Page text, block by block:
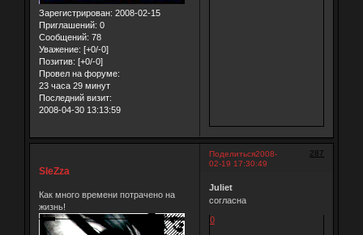
Зарегистрирован: 2008-02-15
Приглашений: 0
Сообщений: 78
Уважение: [+0/-0]
Позитив: [+0/-0]
Провел на форуме:
23 часа 29 минут
Последний визит:
2008-04-30 13:13:59
Поделиться 287
2008-
02-19 17:30:49
SleZza
Как много времени потрачено на
жизнь!
Juliet
согласна
0